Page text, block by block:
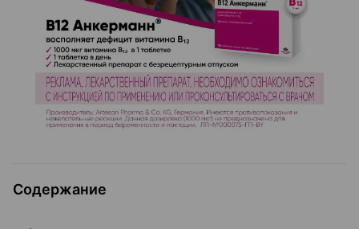
Содержание